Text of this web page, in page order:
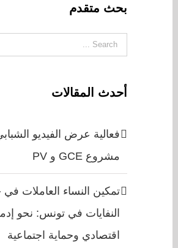
بحث متقدم
Search
أحدث المقالات
فعالية عرض الفيديو
مشروع GCE و PV
تمكين النساء العاملات
النفايات في تونس: نحو
اقتصادي وحماية اجتماعية